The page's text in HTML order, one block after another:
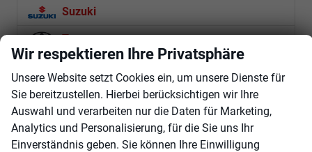
Suzuki
Toyota
Volkswagen
Volvo
Rückruf anfordern
Wir respektieren Ihre Privatsphäre
Unsere Website setzt Cookies ein, um unsere Dienste für
Sie bereitzustellen. Hierbei berücksichtigen wir Ihre
Auswahl und verarbeiten nur die Daten für Marketing,
Analytics und Personalisierung, für die Sie uns Ihr
Einverständnis geben. Sie können Ihre Einwilligung